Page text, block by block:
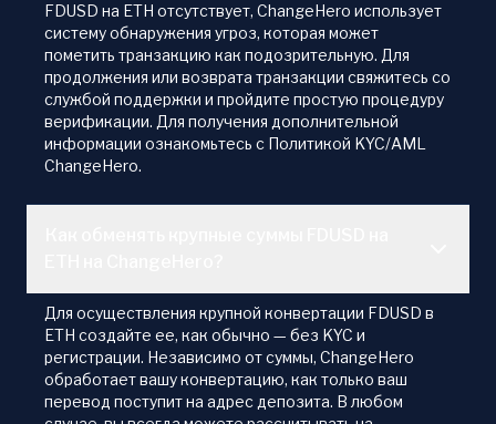
FDUSD на ETH отсутствует, ChangeHero использует
систему обнаружения угроз, которая может
пометить транзакцию как подозрительную. Для
продолжения или возврата транзакции свяжитесь со
службой поддержки и пройдите простую процедуру
верификации. Для получения дополнительной
информации ознакомьтесь с Политикой KYC/AML
ChangeHero.
Для осуществления крупной конвертации FDUSD в
ETH создайте ее, как обычно — без KYC и
регистрации. Независимо от суммы, ChangeHero
обработает вашу конвертацию, как только ваш
перевод поступит на адрес депозита. В любом